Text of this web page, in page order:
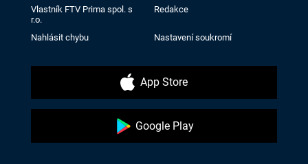
Vlastník FTV Prima spol. s
r.o.
Redakce
Nahlásit chybu Nastavení soukromí
App Store
Google Play